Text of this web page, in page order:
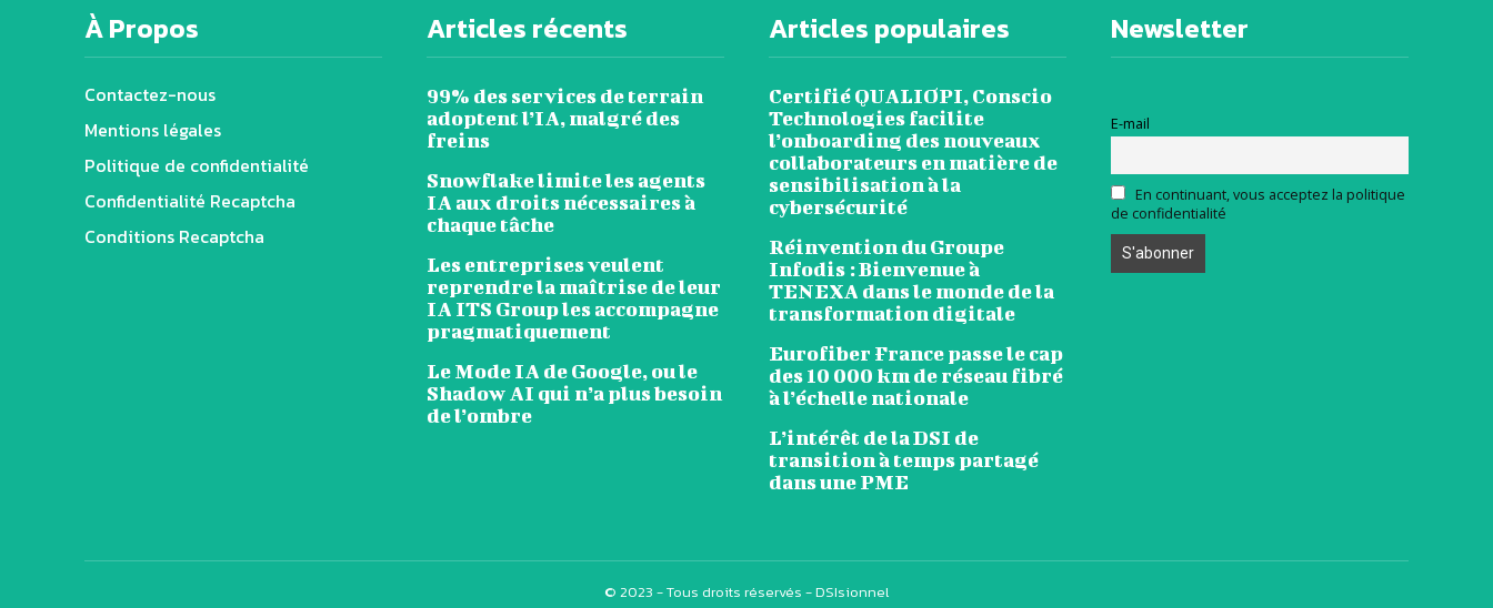
À Propos
Contactez-nous
Mentions légales
Politique de confidentialité
Confidentialité Recaptcha
Conditions Recaptcha
Articles récents
99% des services de terrain
adoptent l’IA, malgré des
freins
Snowflake limite les agents
IA aux droits nécessaires à
chaque tâche
Les entreprises veulent
reprendre la maîtrise de leur
IA ITS Group les accompagne
pragmatiquement
Le Mode IA de Google, ou le
Shadow AI qui n’a plus besoin
de l’ombre
Articles populaires
Certifié QUALIOPI, Conscio
Technologies facilite
l’onboarding des nouveaux
collaborateurs en matière de
sensibilisation à la
cybersécurité
Réinvention du Groupe
Infodis : Bienvenue à
TENEXA dans le monde de la
transformation digitale
Eurofiber France passe le cap
des 10 000 km de réseau fibré
à l’échelle nationale
L’intérêt de la DSI de
transition à temps partagé
dans une PME
Newsletter
E-mail
En continuant, vous acceptez la politique
de confidentialité
© 2023 - Tous droits réservés - DSIsionnel